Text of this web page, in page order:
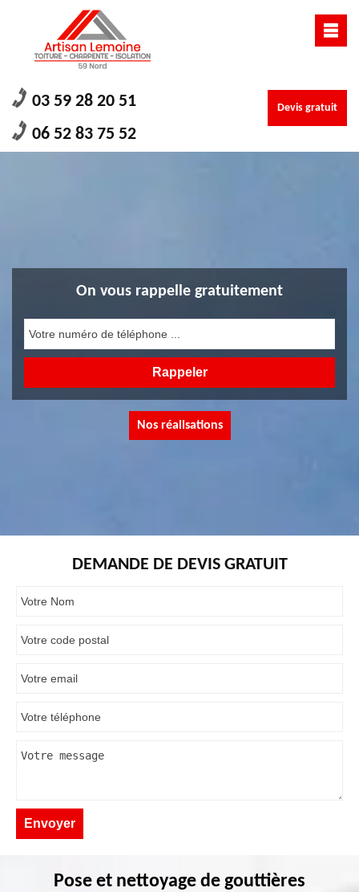
03 59 28 20 51
06 52 83 75 52
Devis gratuit
On vous rappelle gratuitement
Nos réalisations
DEMANDE DE DEVIS GRATUIT
Pose et nettoyage de gouttières